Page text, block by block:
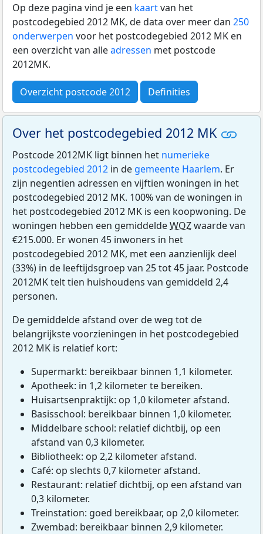
Op deze pagina vind je een kaartvan het
postcodegebied 2012 MK, de data over meer dan 250
onderwerpen voor het postcodegebied 2012 MK en
een overzicht van alleadressen met postcode
2012MK.
Overzicht postcode 2012 Definities
Over het postcodegebied 2012 MK
Postcode 2012MK ligt binnen het numerieke
postcodegebied 2012 in de gemeente Haarlem. Er
zijn negentien adressen en vijftien woningen in het
postcodegebied 2012 MK. 100% van de woningen in
het postcodegebied 2012 MK is een koopwoning. De
woningen hebben een gemiddeldeWOZwaarde van
€215.000. Er wonen 45 inwoners in het
postcodegebied 2012 MK, met een aanzienlijk deel
(33%) in de leeftijdsgroep van 25 tot 45 jaar. Postcode
2012MK telt tien huishoudens van gemiddeld 2,4
personen.
De gemiddelde afstand over de weg tot de
belangrijkste voorzieningen in het postcodegebied
2012 MK is relatief kort:
Supermarkt: bereikbaar binnen 1,1 kilometer.
Apotheek: in 1,2 kilometer te bereiken.
Huisartsenpraktijk: op 1,0 kilometer afstand.
Basisschool: bereikbaar binnen 1,0 kilometer.
Middelbare school: relatief dichtbij, op een
afstand van 0,3 kilometer.
Bibliotheek: op 2,2 kilometer afstand.
Café: op slechts 0,7 kilometer afstand.
Restaurant: relatief dichtbij, op een afstand van
0,3 kilometer.
Treinstation: goed bereikbaar, op 2,0 kilometer.
Zwembad: bereikbaar binnen 2,9 kilometer.